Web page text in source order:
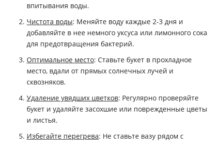
впитывания воды.
Чистота воды: Меняйте воду каждые 2-3 дня и
добавляйте в нее немного уксуса или лимонного сока
для предотвращения бактерий.
Оптимальное место: Ставьте букет в прохладное
место, вдали от прямых солнечных лучей и
сквозняков.
Удаление увядших цветков: Регулярно проверяйте
букет и удаляйте засохшие или поврежденные цветы
и листья.
Избегайте перегрева: Не ставьте вазу рядом с